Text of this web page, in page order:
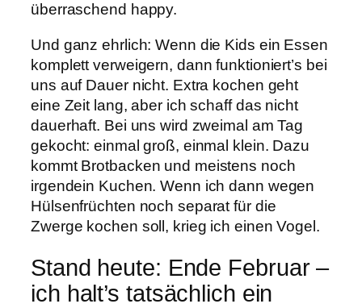
überraschend happy.
Und ganz ehrlich: Wenn die Kids ein Essen
komplett verweigern, dann funktioniert’s bei
uns auf Dauer nicht. Extra kochen geht
eine Zeit lang, aber ich schaff das nicht
dauerhaft. Bei uns wird zweimal am Tag
gekocht: einmal groß, einmal klein. Dazu
kommt Brotbacken und meistens noch
irgendein Kuchen. Wenn ich dann wegen
Hülsenfrüchten noch separat für die
Zwerge kochen soll, krieg ich einen Vogel.
Stand heute: Ende Februar –
ich halt’s tatsächlich ein